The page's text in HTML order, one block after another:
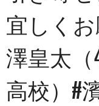
宜しく
澤皇太
高校）#